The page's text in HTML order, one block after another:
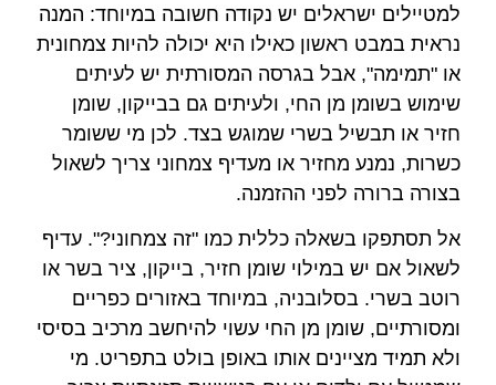
למטיילים ישראלים יש נקודה חשובה במיוחד: המנה
נראית במבט ראשון כאילו היא יכולה להיות צמחונית
או "תמימה", אבל בגרסה המסורתית יש לעיתים
שימוש בשומן מן החי, ולעיתים גם בבייקון, שומן
חזיר או תבשיל בשרי שמוגש בצד. לכן מי ששומר
כשרות, נמנע מחזיר או מעדיף צמחוני צריך לשאול
בצורה ברורה לפני ההזמנה.
אל תסתפקו בשאלה כללית כמו "זה צמחוני?". עדיף
לשאול אם יש במילוי שומן חזיר, בייקון, ציר בשר או
רוטב בשרי. בסלובניה, במיוחד באזורים כפריים
ומסורתיים, שומן מן החי עשוי להיחשב מרכיב בסיסי
ולא תמיד מציינים אותו באופן בולט בתפריט. מי